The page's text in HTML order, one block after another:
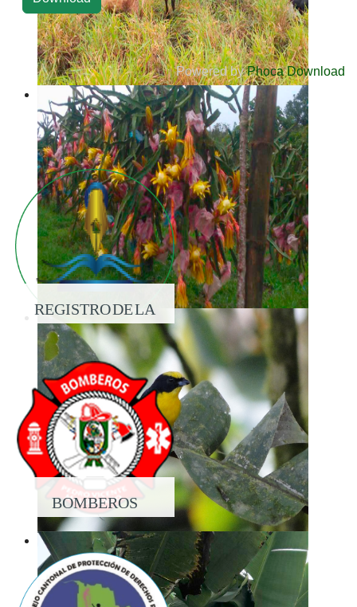
Powered byPhoca Download
REGISTRO DE LA
PROPIEDAD
BOMBEROS